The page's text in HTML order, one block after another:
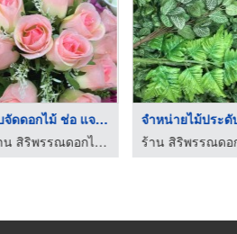
จำหน่ายอุปกรณ์จัดดอก ...
ร้าน สิริพรรณดอกไม้ผ้า พิษณุโลก
จำหน่ายดอกไม้ผ้า พิษ ...
ร้าน สิริพรรณดอกไม้ผ้า พิษณุโลก